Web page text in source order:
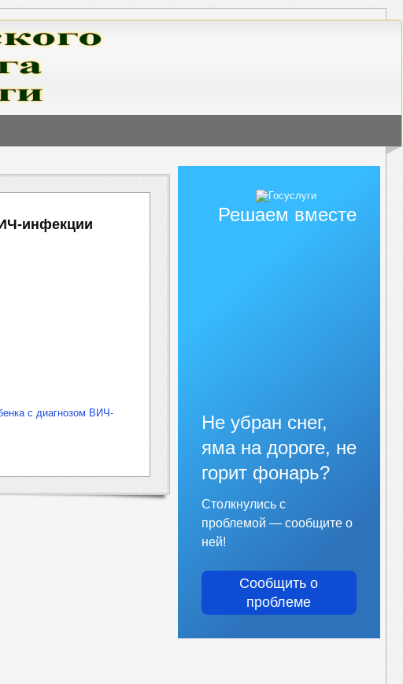
инфекции
с диагнозом ВИЧ-
Решаем вместе
Не убран снег,
яма на дороге, не
горит фонарь?
Столкнулись с
проблемой — сообщите о
ней!
Сообщить о
проблеме